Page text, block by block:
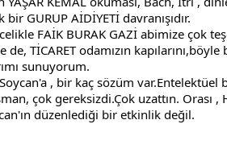
GURUP AİDİYETİ davranışıdır.
FAİK BURAK GAZİ abimize çok
TİCARET odamızın
sunuyorum.
, bir kaç sözüm
çok gereksizdi.Çok uzattın. Orası
düzenlediği bir etkinlik değil.